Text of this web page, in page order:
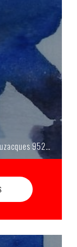
Jouy-le-Moutier